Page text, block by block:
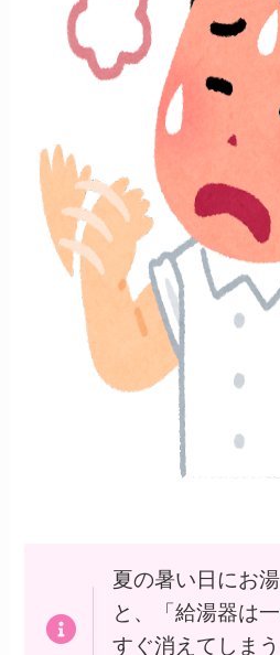
夏の暑い日にお
と、「給湯器は
すぐ消えてしま